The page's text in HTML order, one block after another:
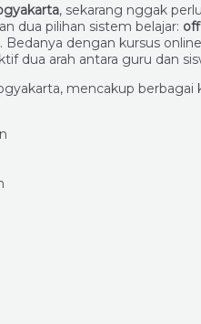
, sekarang nggak
dua pilihan sistem belajar:
. Bedanya dengan kursus
dua arah antara guru dan
mencakup berbagai